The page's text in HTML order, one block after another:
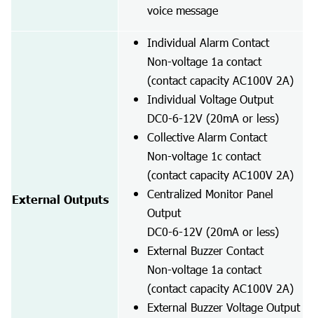
voice message
External Outputs
Individual Alarm Contact
Non-voltage 1a contact
(contact capacity AC100V 2A)
Individual Voltage Output
DC0-6-12V (20mA or less)
Collective Alarm Contact
Non-voltage 1c contact
(contact capacity AC100V 2A)
Centralized Monitor Panel
Output
DC0-6-12V (20mA or less)
External Buzzer Contact
Non-voltage 1a contact
(contact capacity AC100V 2A)
External Buzzer Voltage Output